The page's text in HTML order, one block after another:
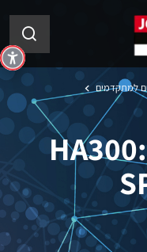
למתקדמים